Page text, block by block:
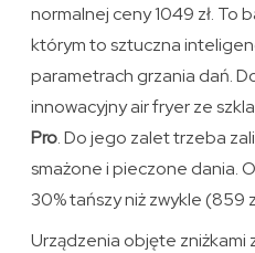
normalnej ceny 1049 zł. To
którym to sztuczna
parametrach grzania dań.
innowacyjny air fryer ze
Pro. Do jego zalet trzeba
smażone i pieczone dania.
30% tańszy niż zwykle (859
Urządzenia objęte zniżkami